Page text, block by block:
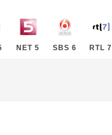
NET 5 SBS 6 RTL 7